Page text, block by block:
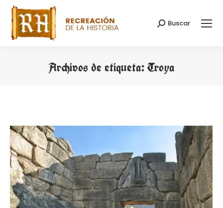
Buscar:
Buscar
Archivos de etiqueta:Troya